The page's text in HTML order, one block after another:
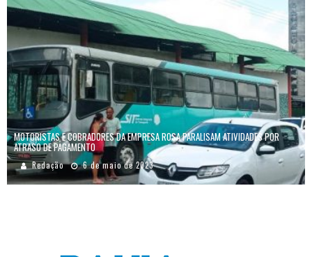
MOTORISTAS E COBRADORES DA EMPRESA ROSA PARALISAM ATIVIDADES POR
ATRASO DE PAGAMENTO
Redação 6 de maio de 2023